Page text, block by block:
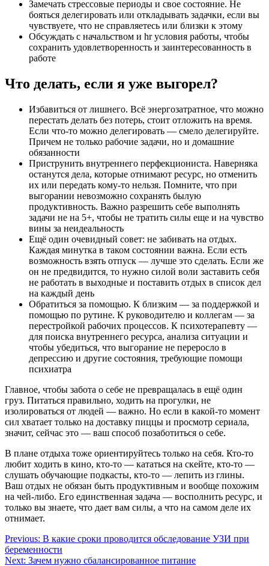
Замечать стрессовые периоды и свое состояние. Не
бояться делегировать или откладывать задачки, если вы
чувствуете, что не справляетесь или близки к этому
Обсуждать с начальством и hr условия работы, чтобы
сохранить удовлетворенность и заинтересованность в
работе
Что делать, если я уже выгорел?
Избавиться от лишнего. Всё энергозатратное, что можно
перестать делать без потерь, стоит отложить на время.
Если что-то можно делегировать — смело делегируйте.
Причем не только рабочие задачи, но и домашние
обязанности
Приструнить внутреннего перфекциониста. Наверняка
останутся дела, которые отнимают ресурс, но отменить
их или передать кому-то нельзя. Помните, что при
выгорании невозможно сохранять былую
продуктивность. Важно разрешить себе выполнять
задачи не на 5+, чтобы не тратить силы еще и на чувство
вины за неидеальность
Ещё один очевидный совет: не забивать на отдых.
Каждая минутка в таком состоянии важна. Если есть
возможность взять отпуск — лучше это сделать. Если же
он не предвидится, то нужно силой воли заставить себя
не работать в выходные и поставить отдых в список дел
на каждый день
Обратиться за помощью. К близким — за поддержкой и
помощью по рутине. К руководителю и коллегам — за
перестройкой рабочих процессов. К психотерапевту —
для поиска внутреннего ресурса, анализа ситуации и
чтобы убедиться, что выгорание не переросло в
депрессию и другие состояния, требующие помощи
психиатра
Главное, чтобы забота о себе не превращалась в ещё один
груз. Питаться правильно, ходить на прогулки, не
изолироваться от людей — важно. Но если в какой-то момент
сил хватает только на доставку пиццы и просмотр сериала,
значит, сейчас это — ваш способ позаботиться о себе.
В плане отдыха тоже ориентируйтесь только на себя. Кто-то
любит ходить в кино, кто-то — кататься на скейте, кто-то —
слушать обучающие подкасты, кто-то — лепить из глины.
Ваш отдых не обязан быть продуктивным и вообще похожим
на чей-либо. Его единственная задача — восполнить ресурс, и
только вы знаете, что дает вам силы, а что на самом деле их
отнимает.
Навигация
по
Previous: В какие сроки проводится обследование УЗИ при
беременности
Next: Зачем нужно сбалансированное питание